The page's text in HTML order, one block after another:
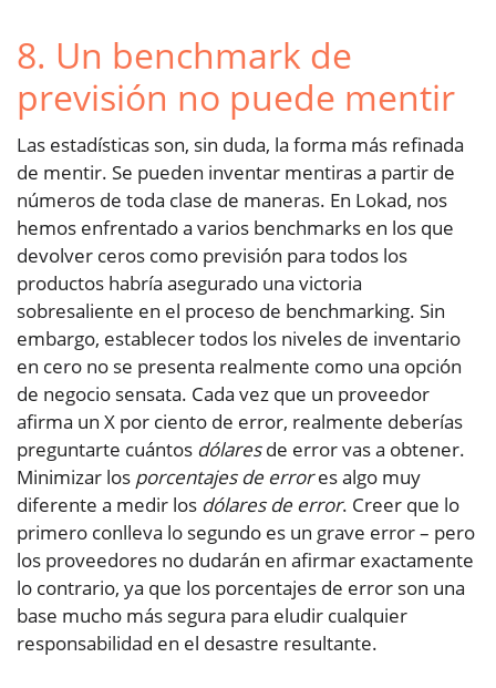
8. Un benchmark de
previsión no puede mentir
Las estadísticas son, sin duda, la forma más refinada
de mentir. Se pueden inventar mentiras a partir de
números de toda clase de maneras. En Lokad, nos
hemos enfrentado a varios benchmarks en los que
devolver ceros como previsión para todos los
productos habría asegurado una victoria
sobresaliente en el proceso de benchmarking. Sin
embargo, establecer todos los niveles de inventario
en cero no se presenta realmente como una opción
de negocio sensata. Cada vez que un proveedor
afirma un X por ciento de error, realmente deberías
preguntarte cuántos dólaresde error vas a obtener.
Minimizar los porcentajes de errores algo muy
diferente a medir los dólares de error. Creer que lo
primero conlleva lo segundo es un grave error – pero
los proveedores no dudarán en afirmar exactamente
lo contrario, ya que los porcentajes de error son una
base mucho más segura para eludir cualquier
responsabilidad en el desastre resultante.